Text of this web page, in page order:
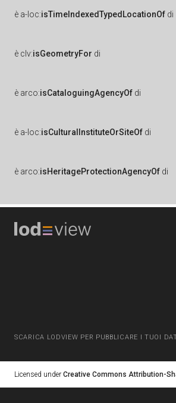
è a-loc:isTimeIndexedTypedLocationOf di
è clv:isGeometryFor di
è arco:isCataloguingAgencyOf di
è a-loc:isCulturalInstituteOrSiteOf di
è arco:isHeritageProtectionAgencyOf di
SCARICA LODVIEW PER PUBBLICARE I TUOI
Licensed under Creative Commons Attribution-